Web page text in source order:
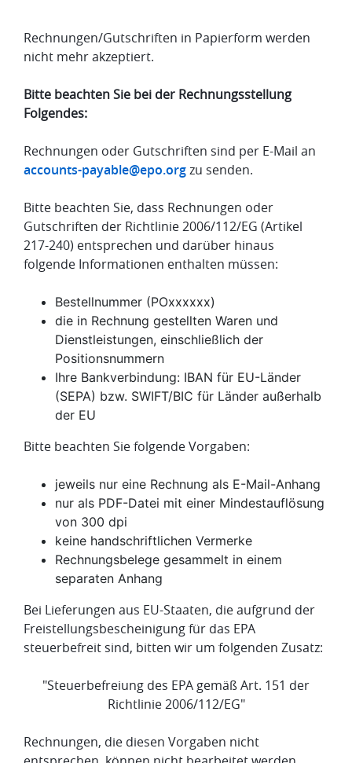
Rechnungen/Gutschriften in Papierform werden
nicht mehr akzeptiert.
Bitte beachten Sie bei der Rechnungsstellung
Folgendes:
Rechnungen oder Gutschriften sind per E-Mail an
accounts-payable@epo.orgzu senden.
Bitte beachten Sie, dass Rechnungen oder
Gutschriften der Richtlinie 2006/112/EG (Artikel
217-240) entsprechen und darüber hinaus
folgende Informationen enthalten müssen:
Bestellnummer (POxxxxxx)
die in Rechnung gestellten Waren und
Dienstleistungen, einschließlich der
Positionsnummern
Ihre Bankverbindung: IBAN für EU-Länder
(SEPA) bzw. SWIFT/BIC für Länder außerhalb
der EU
Bitte beachten Sie folgende Vorgaben:
jeweils nur eine Rechnung als E-Mail-Anhang
nur als PDF-Datei mit einer Mindestauflösung
von 300 dpi
keine handschriftlichen Vermerke
Rechnungsbelege gesammelt in einem
separaten Anhang
Bei Lieferungen aus EU-Staaten, die aufgrund der
Freistellungsbescheinigung für das EPA
steuerbefreit sind, bitten wir um folgenden Zusatz:
"Steuerbefreiung des EPA gemäß Art. 151 der
Richtlinie 2006/112/EG"
Rechnungen, die diesen Vorgaben nicht